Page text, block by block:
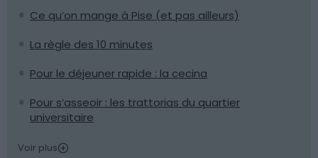
Ce qu’on mange à Pise (et pas ailleurs)
La règle des 10 minutes
Pour le déjeuner rapide : la cecina
Pour s’asseoir : les trattorias du quartier
universitaire
Voir plus